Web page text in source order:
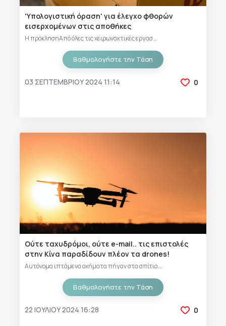
'Υπολογιστική όραση' για έλεγχο φθορών
εισερχομένων στις αποθήκες
Η πρόκλησηΑπό όλες τις χειρωνακτικές εργασ...
Βαθμολογήστε την Τάση
03 ΣΕΠΤΕΜΒΡΊΟΥ 2024 11:14 0
Ούτε ταχυδρόμοι, ούτε e-mail.. τις επιστολές
στην Κίνα παραδίδουν πλέον τα drones!
Αυτόνομα ιπτάμενα οχήματα πήγαν στα σπίτια...
Βαθμολογήστε την Τάση
22 ΙΟΥΛΊΟΥ 2024 16:28 0